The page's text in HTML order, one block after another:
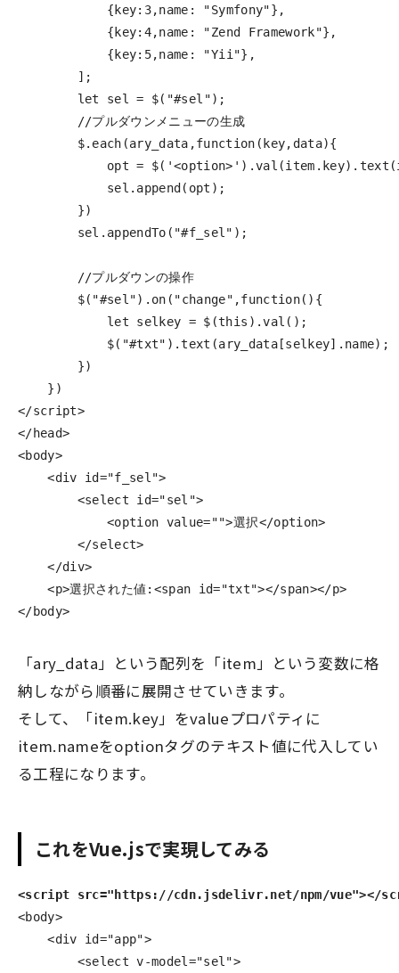
{key: 3,name : "Symfony"},
{key: 4,name : "Zend Framework"},
{key: 5,name : "Yii "},
];
let
sel = $( "#sel ");
//プルダウンメニューの生成
$. each (ary_data ,function (key, data){
opt = $( '<option> ' ).val (item . key). text (
sel . append( opt );
})
sel . appendTo ( "#f_sel " );
//プルダウンの操作
$( "#sel "). on ( "change" ,function(){
let
selkey = $ (this ).val ();
$( "#txt" ).text (ary_data[selkey]. name);
})
})
</script>
</head>
<body>
<div
id="f_sel">
<select
id="sel">
<option value="">選択</option>
</select>
</div>
<p>選択された値: <span id="txt"></span></p>
</body>
「ary_data」という配列を「item」という変数に格
納しながら順番に展開させていきます。
そして、「item.key」をvalueプロパティに
item.nameをoptionタグのテキスト値に代入してい
る工程になります。
これをVue.jsで実現してみる
<script src="https://cdn.jsdelivr.net/npm/vue"></
<body>
<div
id="app">
<select v-model="sel">